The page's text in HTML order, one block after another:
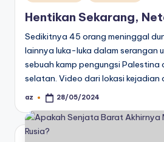
in
Hentikan Sekarang,
Sedikitnya 45 orang meninggal
lainnya luka-luka dalam serangan
sebuah kamp pengungsi Palestina
selatan. Video dari lokasi kejadian
Posted
az 28/05/2024